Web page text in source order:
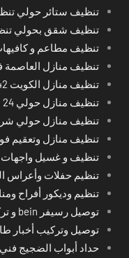
تنظيف ستائر حولي
تنظيف شقق بحولي
تنظيف مطاعم و
تنظيف منازل العاصمة
تنظيف منازل الكويت 55549242
تنظيف منازل حولي 24 ساعة خدمة تنظيف المساجد في حولي
تنظيف منازل حولي
تنظيف منازل وتعقيم
تنظيف و غسيل واجهات
تنظيم حفلات وأعراس
تنظيم وديكور أفراح
توصيل رسيفر bein و تركيب ستلايت و رسيفرات في الكويت
توصيل وتركيب أخبار
حداد أبواب الضجيج